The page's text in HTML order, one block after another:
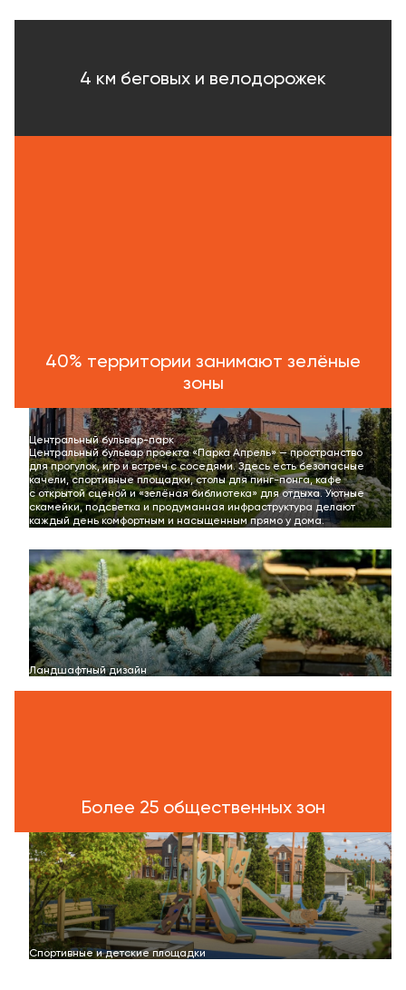
4 км беговых и велодорожек
40% территории занимают зелёные
зоны
Центральный бульвар-парк
Центральный бульвар проекта «Парка Апрель» — пространство
для прогулок, игр и встреч с соседями. Здесь есть безопасные
качели, спортивные площадки, столы для пинг-понга, кафе
с открытой сценой и «зелёная библиотека» для отдыха. Уютные
скамейки, подсветка и продуманная инфраструктура делают
каждый день комфортным и насыщенным прямо у дома.
Ландшафтный дизайн
Более 25 общественных зон
Спортивные и детские площадки